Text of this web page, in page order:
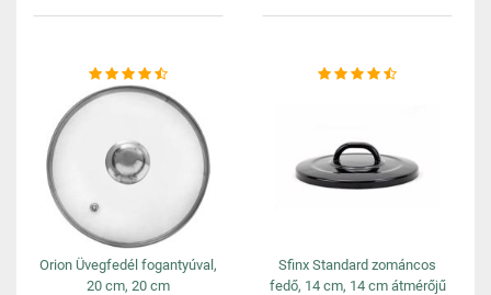
Orion Üvegfedél fogantyúval,
20 cm, 20 cm
Sfinx Standard zománcos
fedő, 14 cm, 14 cm átmérőjű